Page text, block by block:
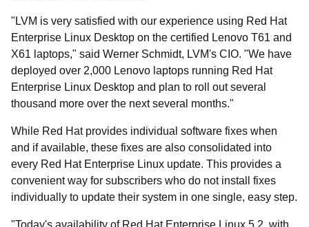
"LVM is very satisfied with our experience using Red Hat
Enterprise Linux Desktop on the certified Lenovo T61 and
X61 laptops," said Werner Schmidt, LVM's CIO. "We have
deployed over 2,000 Lenovo laptops running Red Hat
Enterprise Linux Desktop and plan to roll out several
thousand more over the next several months."
While Red Hat provides individual software fixes when
and if available, these fixes are also consolidated into
every Red Hat Enterprise Linux update. This provides a
convenient way for subscribers who do not install fixes
individually to update their system in one single, easy step.
"Today's availability of Red Hat Enterprise Linux 5.2, with